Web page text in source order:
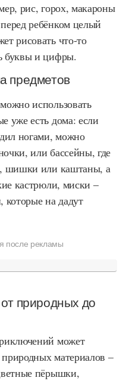
рис, горох, макароны
ребёнком целый
рисовать что-то
буквы и цифры.
предметов
использовать
уже есть дома: если
ногами, можно
или бассейны, где
шишки или каштаны, а
кастрюли, миски –
которые на дадут
после рекламы
природных до
может
природных материалов –
пёрышки,